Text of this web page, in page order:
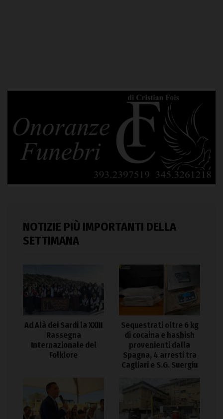
NOTIZIE PIÙ IMPORTANTI DELLA
SETTIMANA
Ad Alà dei Sardi la XXIII
Rassegna
Internazionale del
Folklore
Sequestrati oltre 6 kg
di cocaina e hashish
provenienti dalla
Spagna, 4 arresti tra
Cagliari e S.G. Suergiu